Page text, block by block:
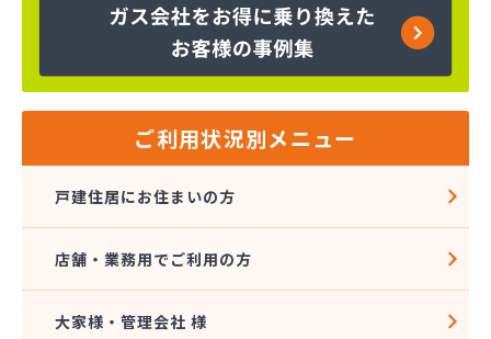
株式会社大進本社
株式会社長栄ガスサービス
株式会社鳥羽
株式会社武重商会 プロパン部
株式会社武重商会 プロパン佐久営業所
株式会社武重商会 松本支店
株式会社北澤商会
株式会社堀内商事
ご利用状況別メニュー
戸建住居にお住まいの方
店舗・業務用でご利用の方
大家様・管理会社 様